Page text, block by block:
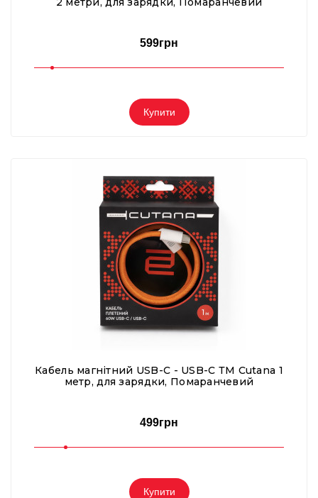
599грн
Купити
Кабель магнітний USB-C - USB-C ТМ Cutana 1
метр, для зарядки, Помаранчевий
499грн
Купити